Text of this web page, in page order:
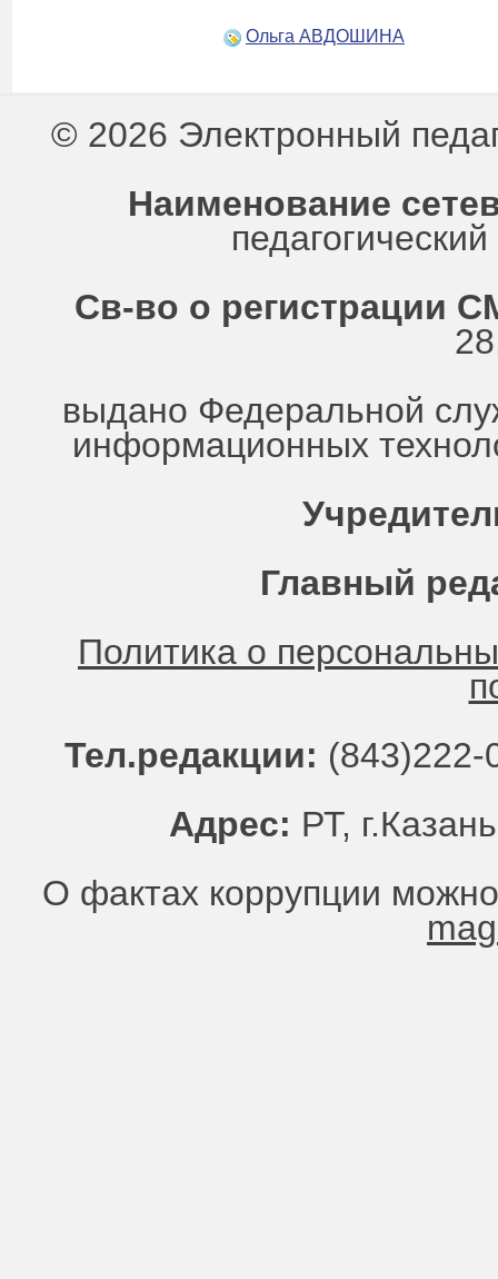
Ольга АВДОШИНА
© 2026 Электронный
Наименование
Св-во о регистрации
выдано Федеральной
информационных
Главный
Политика о
Тел.редакции:
Адрес: РТ,
О фактах коррупции